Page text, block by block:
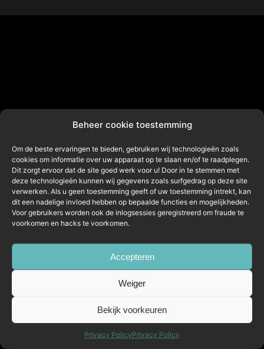
Beheer cookie toestemming
Om de beste ervaringen te bieden, gebruiken wij technologieën zoals
cookies om informatie over uw apparaat op te slaan en/of te raadplegen.
Dit zorgt ervoor dat de site goed werk voor u! Door in te stemmen met
deze technologieën kunnen wij gegevens zoals surfgedrag op deze site
verwerken. Als u geen toestemming geeft of uw toestemming intrekt, kan
dit een nadelige invloed hebben op bepaalde functies en mogelijkheden.
Voor gebruikers worden ook de inlogsessies geregistreerd om fraude te
voorkomen en hacks te voorkomen.
Accepteren
Weiger
Bekijk voorkeuren
Privacy PolicyPrivacy Policy